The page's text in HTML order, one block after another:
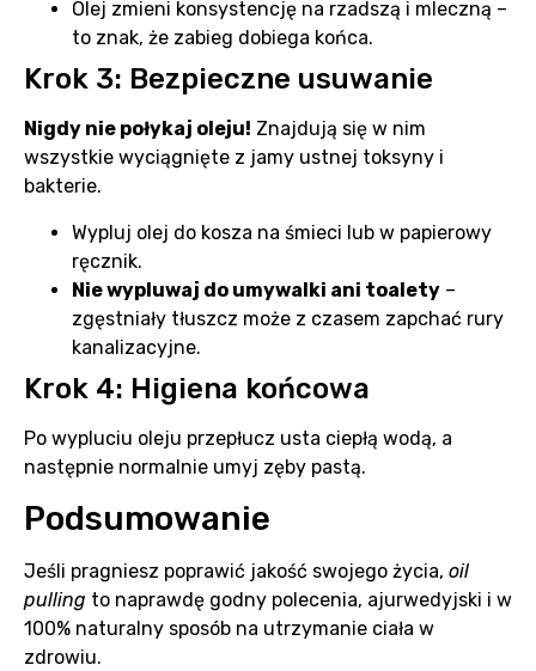
Olej zmieni konsystencję na rzadszą i mleczną –
to znak, że zabieg dobiega końca.
Krok 3: Bezpieczne usuwanie
Nigdy nie połykaj oleju! Znajdują się w nim
wszystkie wyciągnięte z jamy ustnej toksyny i
bakterie.
Wypluj olej do kosza na śmieci lub w papierowy
ręcznik.
Nie wypluwaj do umywalki ani toalety –
zgęstniały tłuszcz może z czasem zapchać rury
kanalizacyjne.
Krok 4: Higiena końcowa
Po wypluciu oleju przepłucz usta ciepłą wodą, a
następnie normalnie umyj zęby pastą.
Podsumowanie
Jeśli pragniesz poprawić jakość swojego życia, oil
pulling to naprawdę godny polecenia, ajurwedyjski i w
100% naturalny sposób na utrzymanie ciała w
zdrowiu.